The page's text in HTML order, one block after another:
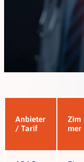
Anbieter
/ Tarif
Zim
mer